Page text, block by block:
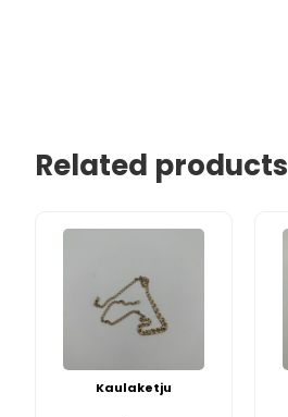
Related products
Kaulaketju